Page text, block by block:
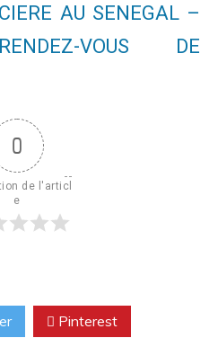
AU SENEGAL –
VOUS DE
0
de l'articl
e
Pinterest